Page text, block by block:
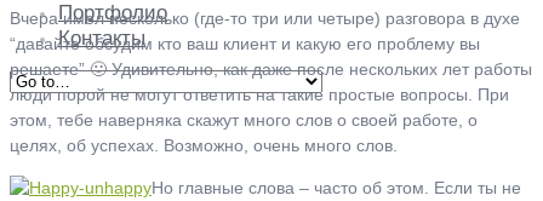
Портфолио
Контакты
Вчера имел несколько (где-то три или четыре) разговора в духе
“давайте обсудим кто ваш клиент и какую его проблему вы
решаете” 🙂 Удивительно, как даже после нескольких лет работы
люди порой не могут ответить на такие простые вопросы. При
этом, тебе наверняка скажут много слов о своей работе, о
целях, об успехах. Возможно, очень много слов.
Но главные слова – часто об этом. Если ты не